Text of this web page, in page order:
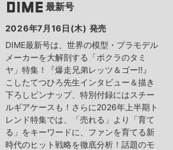
最新号
2026年7月16日(木) 発売
DIME最新号は、世界の模型・プラモデル
メーカーを大解剖する「ボクラのタミ
ヤ」特集！『爆走兄弟レッツ＆ゴー!!』
こしたてつひろ先生インタビュー＆描き
下ろしピンナップ、特別付録にはスチー
ルギアケースも！さらに2026年上半期ト
レンド特集では、「売れる」より「育て
る」をキーワードに、ファンを育てる新
時代のヒット戦略を徹底分析！話題のモ